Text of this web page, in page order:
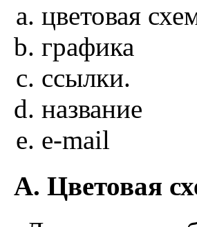
цветовая
графика
ссылки.
название
e-mail
A. Цветовая